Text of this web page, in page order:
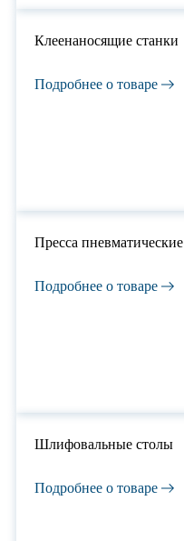
Клеенаносящие станки
Подробнее о товаре
Пресса пневматические
Подробнее о товаре
Шлифовальные столы
Подробнее о товаре